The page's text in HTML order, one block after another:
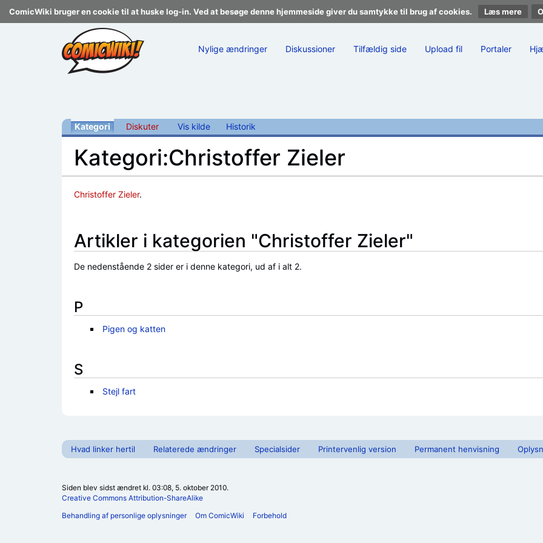
ComicWiki bruger en cookie til at huske log-in. Ved at besøge denne hjemmeside giver du samtykke til brug af cookies. Læs mere
Nylige ændringer Diskussioner Tilfældig side Upload fil Portaler
Kategori Diskuter Vis kilde Historik
Kategori:Christoffer Zieler
Christoffer Zieler.
Artikler i kategorien "Christoffer Zieler"
De nedenstående 2 sider er i denne kategori, ud af i alt 2.
P
Pigen og katten
S
Stejl fart
Hvad linker hertil Relaterede ændringer Specialsider Printervenlig version Permanent henvisning
Siden blev sidst ændret kl. 03:08, 5. oktober 2010.
Creative Commons Attribution-ShareAlike
Behandling af personlige oplysninger
Om ComicWiki Forbehold